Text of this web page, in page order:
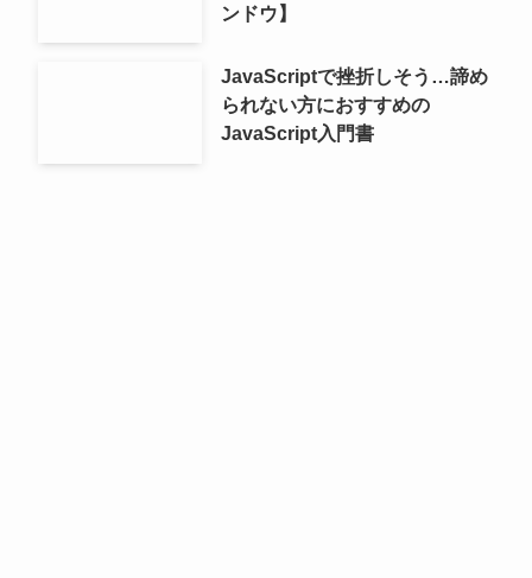
ンドウ】
JavaScriptで挫折しそう…諦め
られない方におすすめの
JavaScript入門書